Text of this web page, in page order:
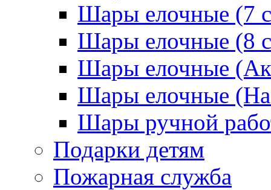
Шары елочные (7
Шары елочные (8
Шары елочные
Шары елочные
Шары ручной
Подарки детям
Пожарная служба